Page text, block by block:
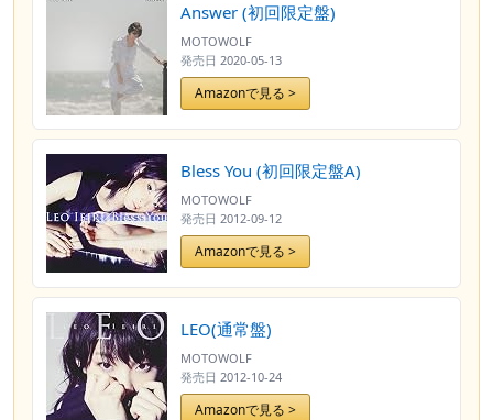
Answer (初回限定盤)
MOTOWOLF
発売日 2020-05-13
Amazonで見る >
Bless You (初回限定盤A)
MOTOWOLF
発売日 2012-09-12
Amazonで見る >
LEO(通常盤)
MOTOWOLF
発売日 2012-10-24
Amazonで見る >